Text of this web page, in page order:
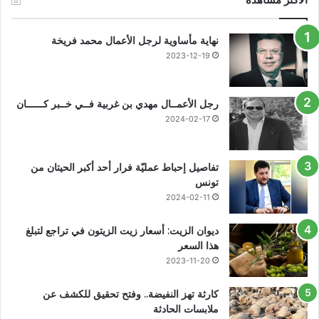
نهاية مأساوية لرجل الأعمال محمد فريخة
2023-12-19
رجل الأعمــال مهدي بن غربية فــي خــبر كــــــان
2024-02-17
تفاصيل إحباط عمليّة فرار أحد أكبر الحيتان من
تونس
2024-02-11
ديوان الزيت: أسعار زيت الزيتون في تراجع لتبلغ
هذا السعر
2023-11-20
كارثة تهز النفيضة.. وفتح تحقيق للكشف عن
ملابسات الحادثة